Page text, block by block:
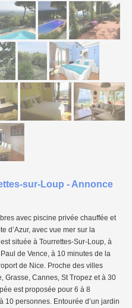
sur-Loup - Annonce
avec piscine privée chauffée et
d’Azur, avec vue mer sur la
située à Tourrettes-Sur-Loup, à
de Vence, à 10 minutes de la
de Nice. Proche des villes
Grasse, Cannes, St Tropez et à 30
est proposée pour 6 à 8
10 personnes. Entourée d’un jardin